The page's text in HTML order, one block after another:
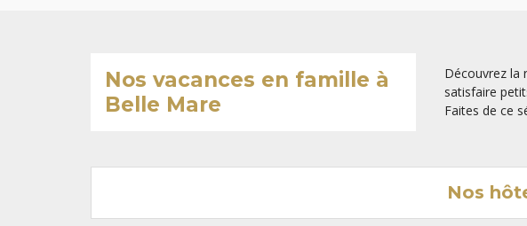
Nos vacances en famille à
Belle Mare
Découvrez la
satisfaire
Faites de ce
Nos